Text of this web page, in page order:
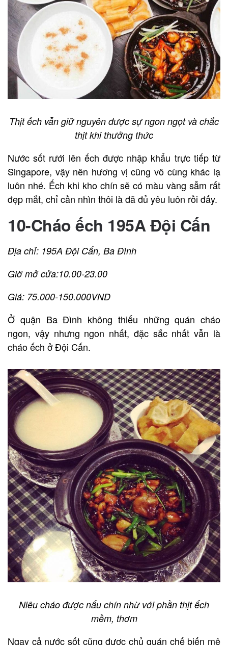
Thịt ếch vẫn giữ nguyên được sự ngon ngọt và chắc
thịt khi thưởng thức
Nước sốt rưới lên ếch được nhập khẩu trực tiếp từ
Singapore, vậy nên hương vị cũng vô cùng khác lạ
luôn nhé. Ếch khi kho chín sẽ có màu vàng sẫm rất
đẹp mắt, chỉ cần nhìn thôi là đã đủ yêu luôn rồi đấy.
10-Cháo ếch 195A Đội Cấn
Địa chỉ: 195A Đội Cấn, Ba Đình
Giờ mở cửa:10.00-23.00
Giá: 75.000-150.000VND
Ở quận Ba Đình không thiếu những quán cháo
ngon, vậy nhưng ngon nhất, đặc sắc nhất vẫn là
cháo ếch ở Đội Cấn.
Niêu cháo được nấu chín nhừ với phần thịt ếch
mềm, thơm
Ngay cả nước sốt cũng được chủ quán chế biến mê